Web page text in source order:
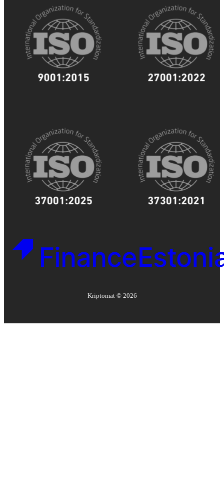
Kriptomat © 2026